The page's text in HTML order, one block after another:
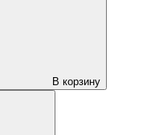
В корзину